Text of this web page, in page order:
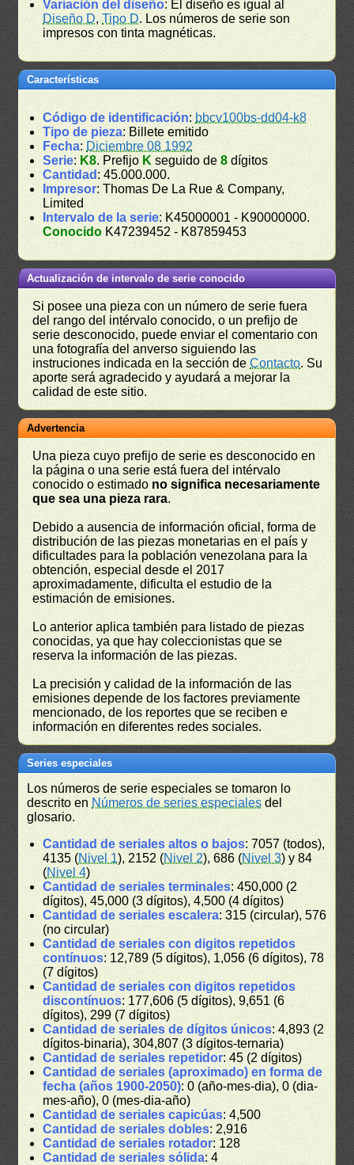
Variación del diseño: El diseño es igual al
Diseño D,Tipo D. Los números de serie son
impresos con tinta magnéticas.
Características
Código de identificación: bbcv100bs-dd04-k8
Tipo de pieza: Billete emitido
Fecha: Diciembre 08 1992
Serie: K8. Prefijo K seguido de8 dígitos
Cantidad : 45.000.000.
Impresor: Thomas De La Rue & Company,
Limited
Intervalo de la serie: K45000001 - K90000000.
Conocido K47239452 - K87859453
Actualización de intervalo de serie conocido
Si posee una pieza con un número de serie fuera
del rango del intérvalo conocido, o un prefijo de
serie desconocido, puede enviar el comentario con
una fotografía del anverso siguiendo las
instruciones indicada en la sección deContacto. Su
aporte será agradecido y ayudará a mejorar la
calidad de este sitio.
Advertencia
Una pieza cuyo prefijo de serie es desconocido en
la página o una serie está fuera del intérvalo
conocido o estimado no significa necesariamente
que sea una pieza rara.
Debido a ausencia de información oficial, forma de
distribución de las piezas monetarias en el país y
dificultades para la población venezolana para la
obtención, especial desde el 2017
aproximadamente, dificulta el estudio de la
estimación de emisiones.
Lo anterior aplica también para listado de piezas
conocidas, ya que hay coleccionistas que se
reserva la información de las piezas.
La precisión y calidad de la información de las
emisiones depende de los factores previamente
mencionado, de los reportes que se reciben e
información en diferentes redes sociales.
Series especiales
Los números de serie especiales se tomaron lo
descrito en Números de series especiales del
glosario.
Cantidad de seriales altos o bajos: 7057 (todos),
4135 (Nivel 1), 2152 (Nivel 2), 686 (Nivel 3) y 84
(Nivel 4)
Cantidad de seriales terminales: 450,000 (2
dígitos), 45,000 (3 dígitos), 4,500 (4 dígitos)
Cantidad de seriales escalera: 315 (circular), 576
(no circular)
Cantidad de seriales con digitos repetidos
contínuos: 12,789 (5 dígitos), 1,056 (6 dígitos), 78
(7 dígitos)
Cantidad de seriales con digitos repetidos
discontínuos: 177,606 (5 dígitos), 9,651 (6
dígitos), 299 (7 dígitos)
Cantidad de seriales de dígitos únicos: 4,893 (2
dígitos-binaria), 304,807 (3 dígitos-ternaria)
Cantidad de seriales repetidor: 45 (2 dígitos)
Cantidad de seriales (aproximado) en forma de
fecha (años 1900-2050): 0 (año-mes-dia), 0 (dia-
mes-año), 0 (mes-dia-año)
Cantidad de seriales capicúas: 4,500
Cantidad de seriales dobles: 2,916
Cantidad de seriales rotador: 128
Cantidad de seriales sólida: 4